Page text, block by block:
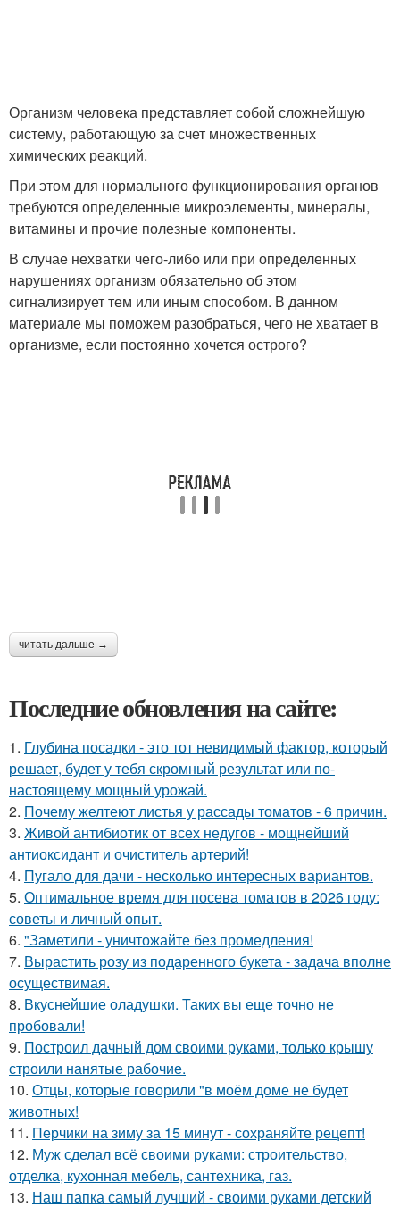
Организм человека представляет собой сложнейшую
систему, работающую за счет множественных
химических реакций.
При этом для нормального функционирования органов
требуются определенные микроэлементы, минералы,
витамины и прочие полезные компоненты.
В случае нехватки чего-либо или при определенных
нарушениях организм обязательно об этом
сигнализирует тем или иным способом. В данном
материале мы поможем разобраться, чего не хватает в
организме, если постоянно хочется острого?
читать дальше →
Последние обновления на сайте:
1. Глубина посадки - это тот невидимый фактор, который
решает, будет у тебя скромный результат или по-
настоящему мощный урожай.
2. Почему желтеют листья у рассады томатов - 6 причин.
3. Живой антибиотик от всех недугов - мощнейший
антиоксидант и очиститель артерий!
4. Пугало для дачи - несколько интересных вариантов.
5. Оптимальное время для посева томатов в 2026 году:
советы и личный опыт.
6. "Заметили - уничтожайте без промедления!
7. Вырастить розу из подаренного букета - задача вполне
осуществимая.
8. Вкуснейшие оладушки. Таких вы еще точно не
пробовали!
9. Построил дачный дом своими руками, только крышу
строили нанятые рабочие.
10. Отцы, которые говорили "в моём доме не будет
животных!
11. Перчики на зиму за 15 минут - сохраняйте рецепт!
12. Муж сделал всё своими руками: строительство,
отделка, кухонная мебель, сантехника, газ.
13. Наш папка самый лучший - своими руками детский